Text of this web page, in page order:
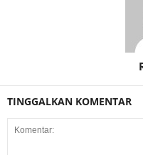
TINGGALKAN KOMENTAR